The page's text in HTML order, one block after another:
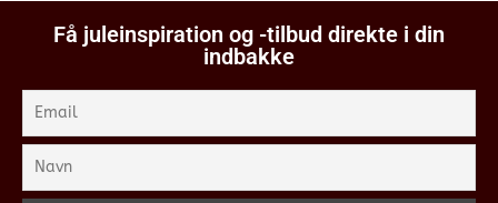
Få juleinspiration og -tilbud direkte i din
indbakke